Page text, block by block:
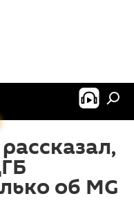
об MG